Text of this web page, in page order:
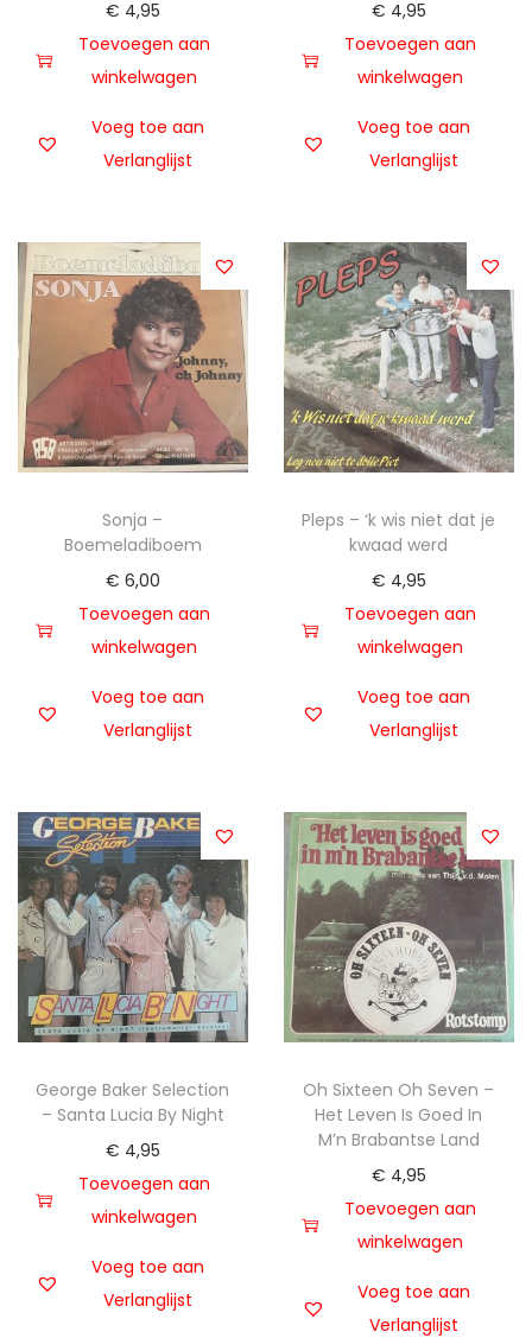
€ 4,95
Toevoegen aan
winkelwagen
Voeg toe aan
Verlanglijst
€ 4,95
Toevoegen aan
winkelwagen
Voeg toe aan
Verlanglijst
Sonja –
Boemeladiboem
€ 6,00
Toevoegen aan
winkelwagen
Voeg toe aan
Verlanglijst
Pleps – ‘k wis niet dat je
kwaad werd
€ 4,95
Toevoegen aan
winkelwagen
Voeg toe aan
Verlanglijst
George Baker Selection
– Santa Lucia By Night
€ 4,95
Toevoegen aan
winkelwagen
Voeg toe aan
Verlanglijst
Oh Sixteen Oh Seven –
Het Leven Is Goed In
M’n Brabantse Land
€ 4,95
Toevoegen aan
winkelwagen
Voeg toe aan
Verlanglijst